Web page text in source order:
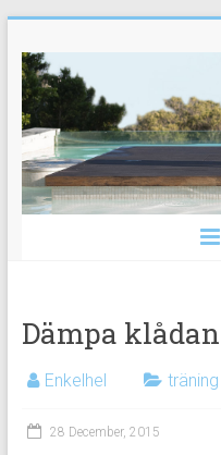
to
content
Hälsa,
träning
och
andlighet
sundare
Dämpa
Enkelhel träning
28 December, 2015